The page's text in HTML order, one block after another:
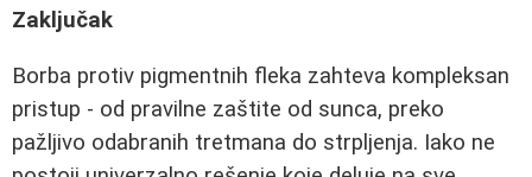
Zaključak
Borba protiv pigmentnih fleka zahteva kompleksan
pristup - od pravilne zaštite od sunca, preko
pažljivo odabranih tretmana do strpljenja. Iako ne